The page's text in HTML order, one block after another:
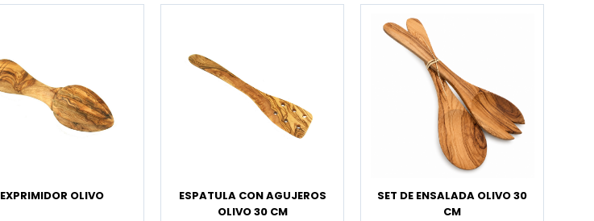
EXPRIMIDOR OLIVO
ESPATULA CON AGUJEROS
OLIVO 30 CM
SET DE ENSALADA OLIVO 30
CM